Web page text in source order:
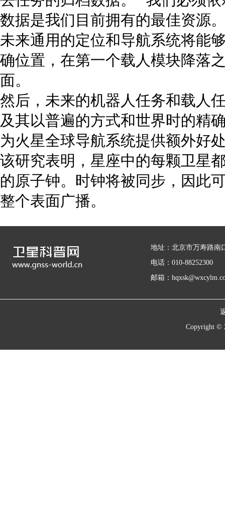
数据是我们目前拥有的最佳资源
未来通用的定位和导航系统将能
确位置，在第一个载人模块降落
面。
然后，未来的机器人任务和载人
及其以普遍的方式和世界时的精
为火星全球导航系统提供额外好
该研究表明，星座中的每颗卫星
的原子钟。时钟将被同步，因此
整个表面广播。
地址：北京市万寿路南
电话：010-88252300
邮箱：
Copyright ©